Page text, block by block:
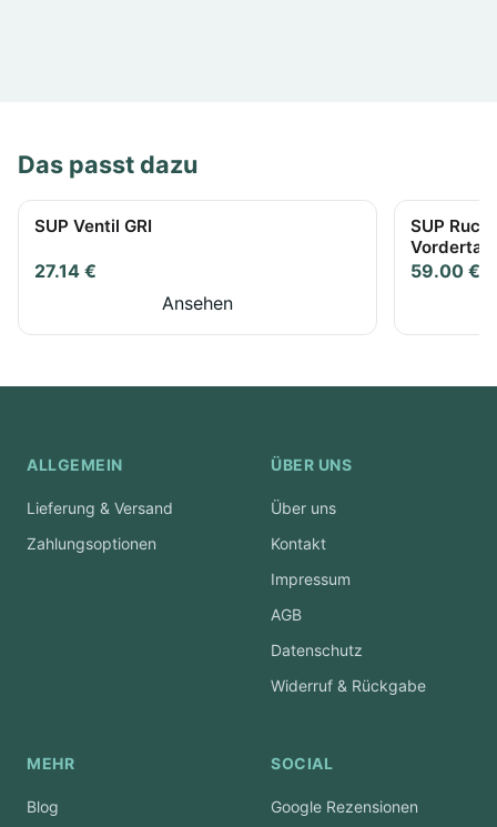
Das passt dazu
SUP Ventil GRI
27.14 €
Ansehen
SUP
59.00 €
ALLGEMEIN
Lieferung & Versand
Zahlungsoptionen
ÜBER UNS
Über uns
Kontakt
Impressum
AGB
Datenschutz
Widerruf & Rückgabe
MEHR
Blog
SOCIAL
Google Rezensionen